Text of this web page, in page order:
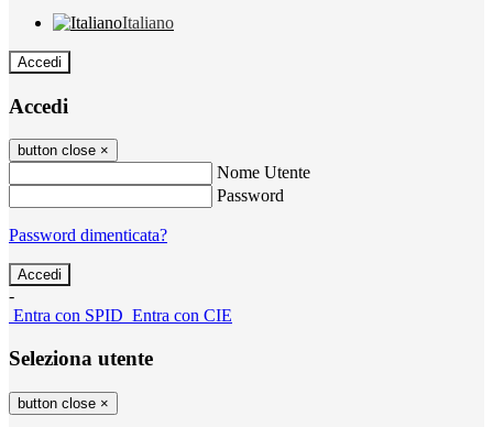
Italiano
Accedi
Accedi
button close ×
Nome Utente
Password
Password dimenticata?
-
Entra con SPID Entra con CIE
Seleziona utente
button close ×